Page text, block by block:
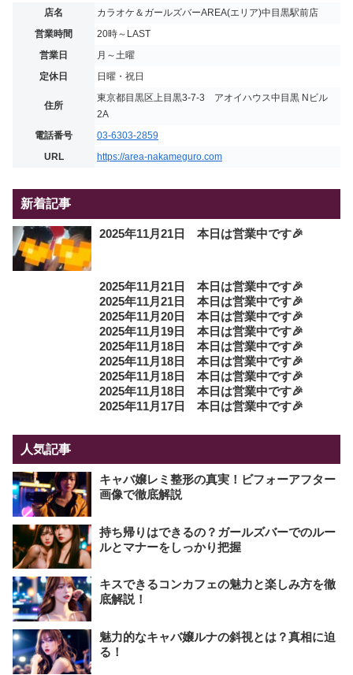
店名
カラオケ＆ガールズバーAREA(エリア)中目黒駅前店
営業時間
20時～LAST
営業日
月～土曜
定休日
日曜・祝日
住所
東京都目黒区上目黒3-7-3 アオイハウス中目黒 Nビル
2A
電話番号
03-6303-2859
URL
https://area-nakameguro.com
新着記事
2025年11月21日 本日は営業中です🎉
2025年11月21日 本日は営業中です🎉
2025年11月21日 本日は営業中です🎉
2025年11月20日 本日は営業中です🎉
2025年11月19日 本日は営業中です🎉
2025年11月18日 本日は営業中です🎉
2025年11月18日 本日は営業中です🎉
2025年11月18日 本日は営業中です🎉
2025年11月18日 本日は営業中です🎉
2025年11月17日 本日は営業中です🎉
人気記事
キャバ嬢レミ整形の真実！ビフォーアフター
画像で徹底解説
持ち帰りはできるの？ガールズバーでのルー
ルとマナーをしっかり把握
キスできるコンカフェの魅力と楽しみ方を徹
底解説！
魅力的なキャバ嬢ルナの斜視とは？真相に迫
る！